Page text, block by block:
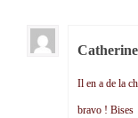
Catherine
Il en a de la
bravo ! Bises